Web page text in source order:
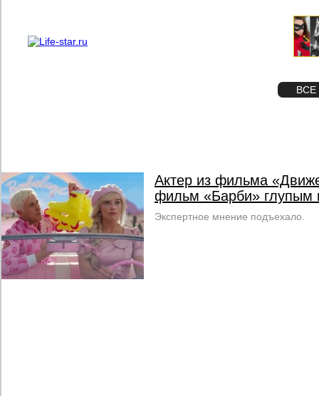
ВСЕ
Актер из фильма
фильм «Барби» глупым
Экспертное мнение подъехало.